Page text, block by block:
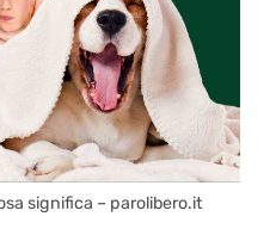
significa – parolibero.it